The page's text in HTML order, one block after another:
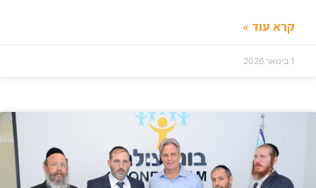
קרא עוד »
1 בינואר 2026